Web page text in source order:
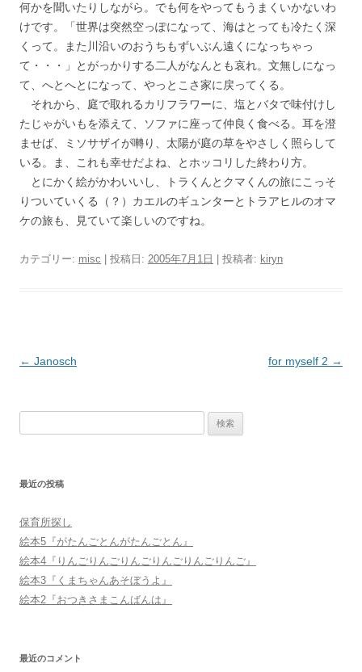
何かを聞いたりしながら。でも何をやってもうまくいかないわ
けです。「世界は突然空っぽになって、海はとっても冷たく深
くって。また川沿いのおうちもずいぶん遠くになっちゃっ
て・・・」とがっかりする二人がなんとも哀れ。文無しになっ
て、へとへとになって、やっとこさ家に戻ってくる。
それから、庭で取れるカリフラワーに、塩とバタで味付けし
たじゃがいもを添えて、ソファに座って仲良く食べる。耳を澄
ませば、ミソサザイが囀り、太陽が庭の草をやさしく照らして
いる。ま、これも幸せだよね、とホッコリした終わり方。
とにかく絵がかわいいし、トラくんとクマくんの旅にこっそ
りついていくる（？）カエルのギュンターとトラアヒルのオマ
ケの旅も、見ていて楽しいのですね。
カテゴリー: misc | 投稿日: 2005年7月1日 投稿者: kiryn
投
ョ
ン
← Janosch for myself 2 →
最近の投稿
保育所探し
絵本5『がたんごとんがたんごとん』
絵本4『りんごりんごりんごりんごりんごりんご』
絵本3『くまちゃんあそぼうよ』
絵本2『おつきさまこんばんは』
最近のコメント